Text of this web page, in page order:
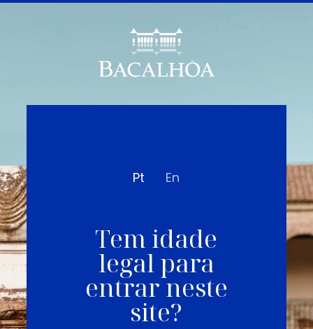
Pt En
Tem idade
legal para
entrar neste
site?